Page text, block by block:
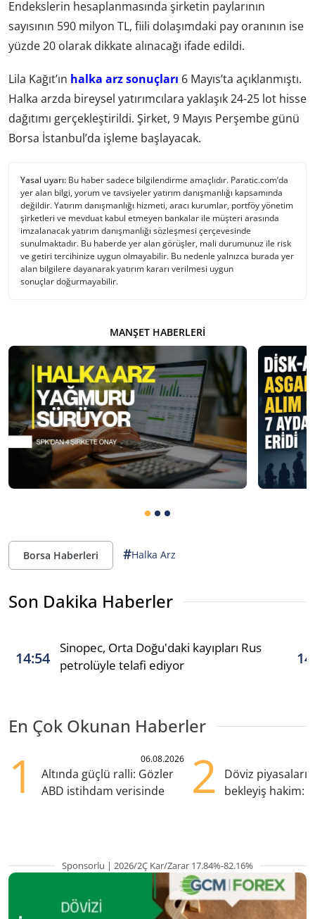
Endekslerin hesaplanmasında şirketin paylarının
sayısının 590 milyon TL, fiili dolaşımdaki pay oranının ise
yüzde 20 olarak dikkate alınacağı ifade edildi.
Lila Kağıt’ın halka arz sonuçları 6 Mayıs’ta açıklanmıştı.
Halka arzda bireysel yatırımcılara yaklaşık 24-25 lot hisse
dağıtımı gerçekleştirildi. Şirket, 9 Mayıs Perşembe günü
Borsa İstanbul’da işleme başlayacak.
Yasal uyarı: Bu haber sadece bilgilendirme amaçlıdır. Paratic.com’da
yer alan bilgi, yorum ve tavsiyeler yatırım danışmanlığı kapsamında
değildir. Yatırım danışmanlığı hizmeti, aracı kurumlar, portföy yönetim
şirketleri ve mevduat kabul etmeyen bankalar ile müşteri arasında
imzalanacak yatırım danışmanlığı sözleşmesi çerçevesinde
sunulmaktadır. Bu haberde yer alan görüşler, mali durumunuz ile risk
ve getiri tercihinize uygun olmayabilir. Bu nedenle yalnızca burada yer
alan bilgilere dayanarak yatırım kararı verilmesi uygun
sonuçlar doğurmayabilir.
MANŞET HABERLERI
Borsa Haberleri #Halka Arz
Son Dakika Haberler
14:54
Sinopec, Orta Doğu'daki kayıpları Rus
petrolüyle telafi ediyor
En Çok Okunan Haberler
1 06.08.2026
Altında güçlü ralli: Gözler
ABD istihdam verisinde
2
Döviz
bekleyiş hakim:
Sponsorlu | 2026/2Ç Kar/Zarar 17.84%-82.16%